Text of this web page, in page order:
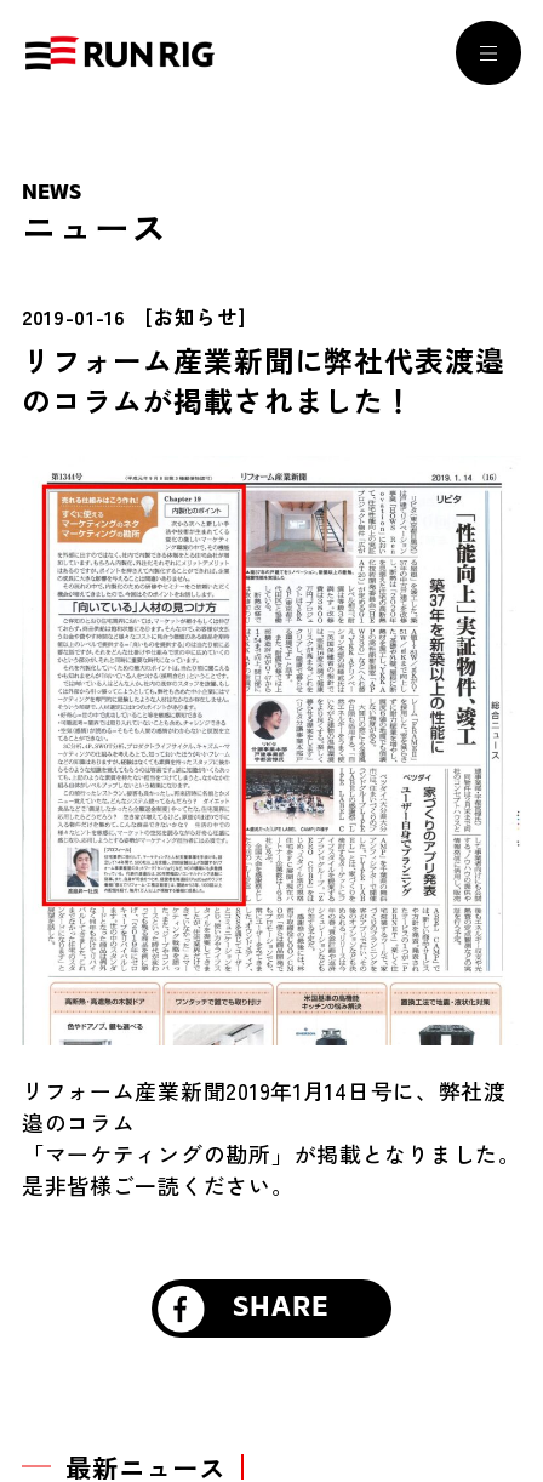
NEWS
ニュース
2019-01-16 [お知らせ]
リフォーム産業新聞に弊社代表渡邉
のコラムが掲載されました！
リフォーム産業新聞2019年1月14日号に、弊社渡
邉のコラム
「マーケティングの勘所」が掲載となりました。
是非皆様ご一読ください。
SHARE
最新ニュース